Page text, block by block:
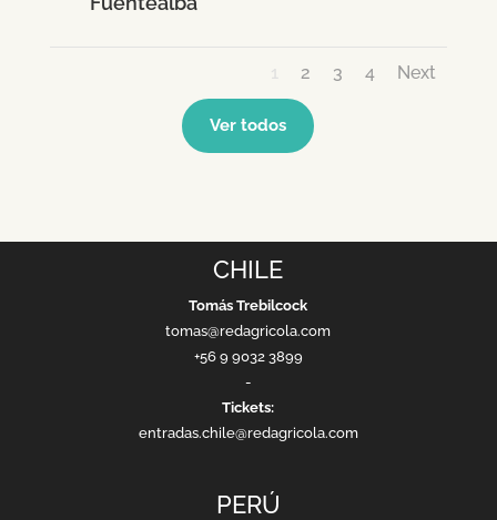
1 2 3 4 Next
Ver todos
CHILE
Tomás Trebilcock
tomas@redagricola.com
+56 9 9032 3899
-
Tickets:
entradas.chile@redagricola.com
PERÚ